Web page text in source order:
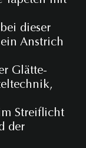
dieser
Anstrich
Glätte-
Streiflicht
der